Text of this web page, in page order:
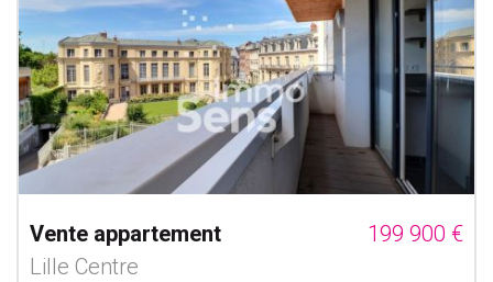
Vente appartement
199 900 €
Lille Centre